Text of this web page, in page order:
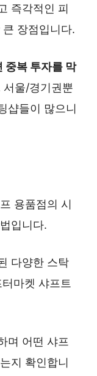
즉각적인 피
장점입니다.
중복 투자를 막
서울/경기권뿐
샵들이 많으니
용품점의 시
입니다.
다양한 스탁
마켓 샤프트
며 어떤 샤프
지 확인합니